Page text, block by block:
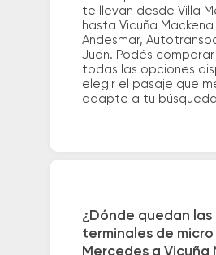
te llevan desde Villa
hasta Vicuña Mackena
Andesmar,
Juan. Podés
todas las opciones
elegir el pasaje que
adapte a tu
¿Dónde quedan las
terminales de micro
Mercedes a Vicuña